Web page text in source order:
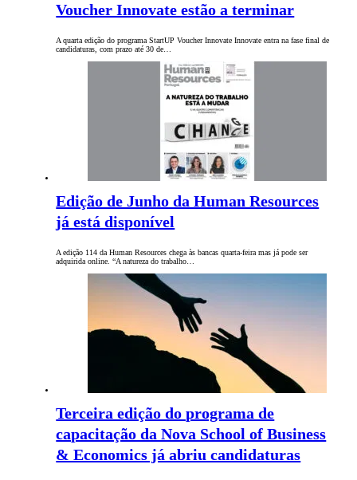
Voucher Innovate estão a terminar
A quarta edição do programa StartUP Voucher Innovate Innovate entra na fase final de
candidaturas, com prazo até 30 de…
Edição de Junho da Human Resources
já está disponível
A edição 114 da Human Resources chega às bancas quarta-feira mas já pode ser
adquirida online. “A natureza do trabalho…
Terceira edição do programa de
capacitação da Nova School of Business
& Economics já abriu candidaturas